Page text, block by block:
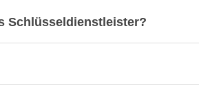
Schlüsseldienstleister?